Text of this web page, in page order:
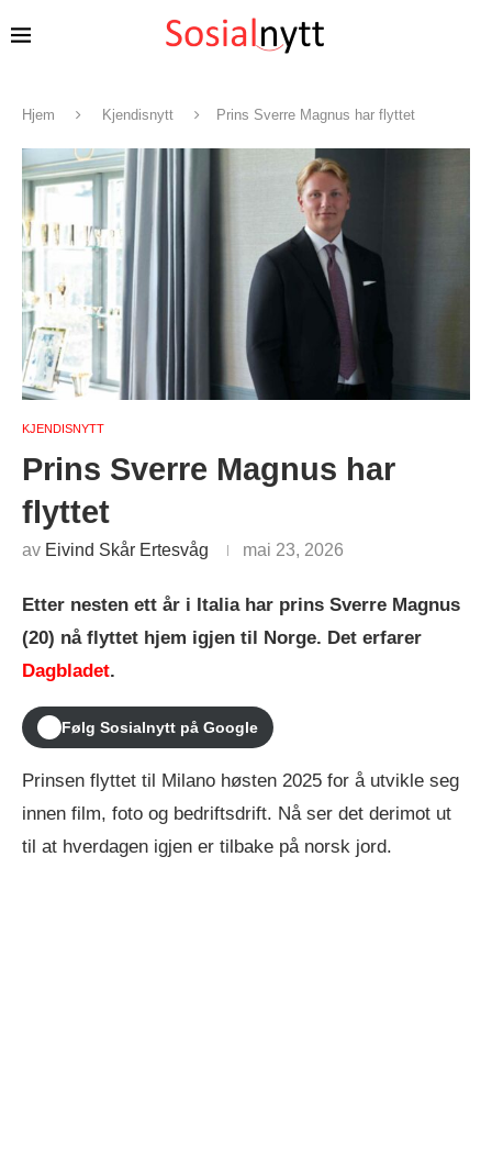
Hjem Kjendisnytt Prins Sverre Magnus har flyttet
KJENDISNYTT
Prins Sverre Magnus har
flyttet
av Eivind Skår Ertesvåg mai 23, 2026
Etter nesten ett år i Italia har prins Sverre Magnus
(20) nå flyttet hjem igjen til Norge. Det erfarer
Dagbladet.
Følg Sosialnytt på Google
Prinsen flyttet til Milano høsten 2025 for å utvikle seg
innen film, foto og bedriftsdrift. Nå ser det derimot ut
til at hverdagen igjen er tilbake på norsk jord.